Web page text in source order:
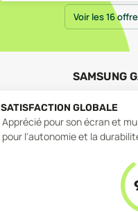
Voir les 16
SAMSUNG
SATISFACTION GLOBALE
Apprécié pour son écran et
pour l'autonomie et la